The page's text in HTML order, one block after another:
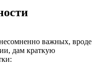
важных, вроде
дам краткую